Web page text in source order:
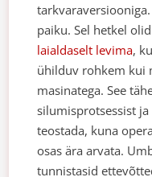
paiku. Sel hetkel
laialdaselt levima,
ühilduv rohkem kui
masinatega. See
silumisprotsessist
teostada, kuna
osas ära arvata.
tunnistasid